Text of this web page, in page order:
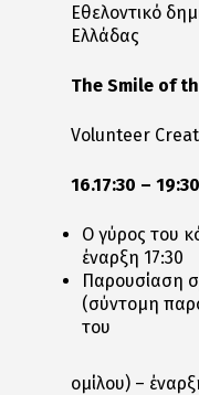
Εθελοντικό
Ελλάδας
The Smile of
Volunteer
16.17:30 –
O γύρος του
έναρξη 17:30
Παρουσίαση
(σύντομη
του
ομίλου) –